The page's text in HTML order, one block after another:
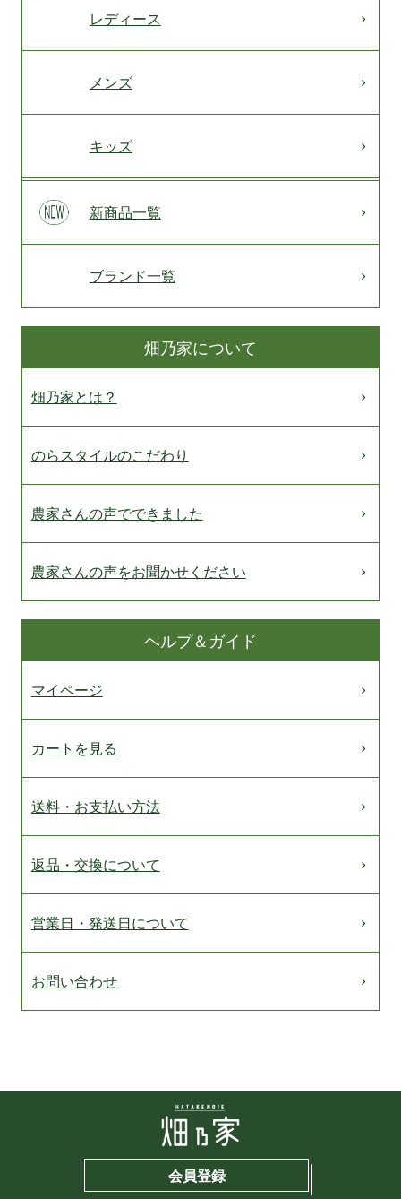
レディース
メンズ
キッズ
新商品一覧
ブランド一覧
畑乃家について
畑乃家とは？
のらスタイルのこだわり
農家さんの声でできました
農家さんの声をお聞かせください
ヘルプ＆ガイド
マイページ
カートを見る
送料・お支払い方法
返品・交換について
営業日・発送日について
お問い合わせ
会員登録